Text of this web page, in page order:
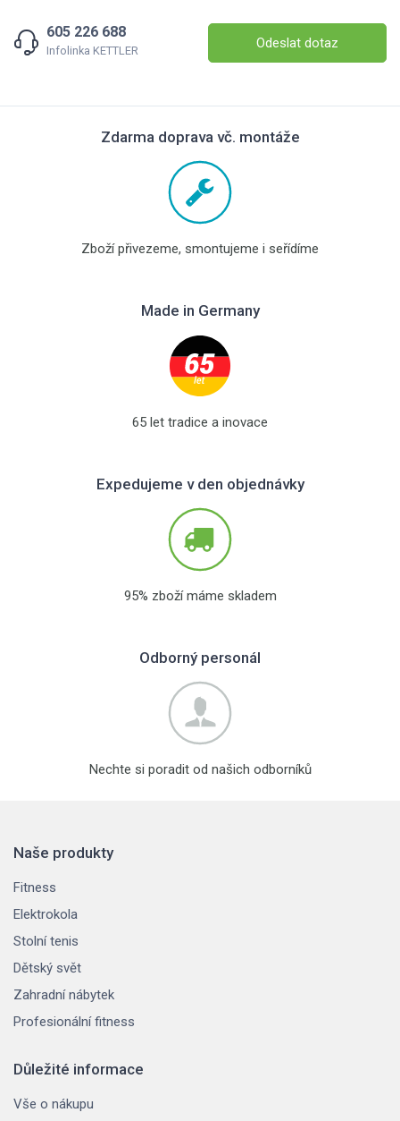
605 226 688
Infolinka KETTLER Odeslat dotaz
Zdarma doprava vč. montáže
Zboží přivezeme, smontujeme i seřídíme
Made in Germany
65 let tradice a inovace
Expedujeme v den objednávky
95% zboží máme skladem
Odborný personál
Nechte si poradit od našich odborníků
Naše produkty
Fitness
Elektrokola
Stolní tenis
Dětský svět
Zahradní nábytek
Profesionální fitness
Důležité informace
Vše o nákupu